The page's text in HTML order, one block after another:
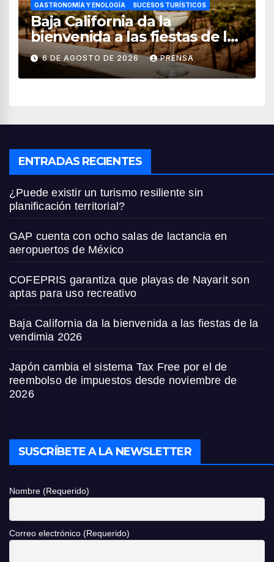
GASTRONOMÍA Y ENOLOGÍA SUCESOS TURÍSTICOS
Baja California da la
bienvenida a las fiestas de la
vendimia 2026
6 DE AGOSTO DE 2026 PRENSA
ENTRADAS RECIENTES
¿Puede existir un turismo resiliente sin
planificación territorial?
GAP cuenta con ocho salas de lactancia en
aeropuertos de México
COFEPRIS garantiza que playas de Nayarit son
aptas para uso recreativo
Baja California da la bienvenida a las fiestas de la
vendimia 2026
Japón cambia el sistema Tax Free por el de
reembolso de impuestos desde noviembre de
2026
SUSCRÍBETE A LA NEWSLETTER
Nombre (Requerido)
Correo electrónico (Requerido)